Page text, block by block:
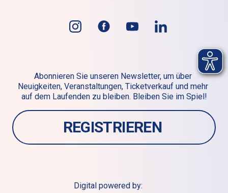
Abonnieren Sie unseren Newsletter, um über
Neuigkeiten, Veranstaltungen, Ticketverkauf und mehr
auf dem Laufenden zu bleiben. Bleiben Sie im Spiel!
REGISTRIEREN
Digital powered by: